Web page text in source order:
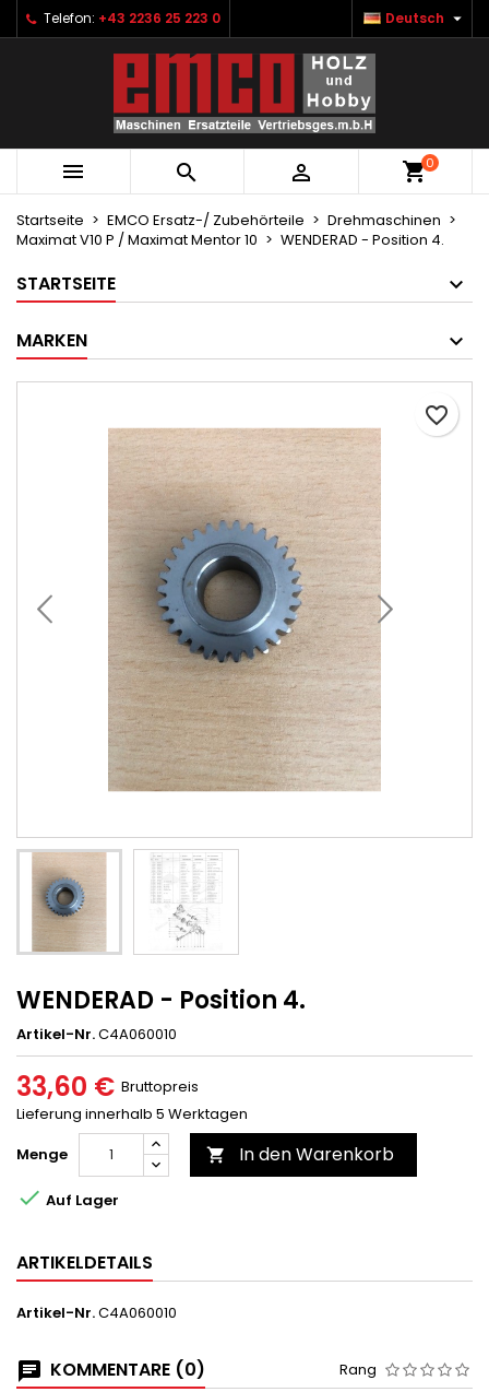
Telefon: +43 2236 25 223 0 Deutsch 
   0
Startseite EMCO Ersatz-/ Zubehörteile
Drehmaschinen
Maximat V10 P / Maximat Mentor 10
WENDERAD - Position 4.
STARTSEITE
MARKEN
WENDERAD - Position 4.
Artikel-Nr.C4A060010
33,60 € Bruttopreis
Lieferung innerhalb 5 Werktagen
Menge
 In den Warenkorb
favorite_border
 Auf Lager
ARTIKELDETAILS
Artikel-Nr.C4A060010
KOMMENTARE (0) Rang
Ihre Wunschlisten ×
Neue Liste anlegen
Wunschliste erstellen ×
Name der Wunschliste
Abbrechen Wunschliste erstellen
Anmelden ×
Sie müssen angemeldet sein, um Artikel Ihrer
Wunschliste hinzufügen zu können.
Abbrechen Anmelden